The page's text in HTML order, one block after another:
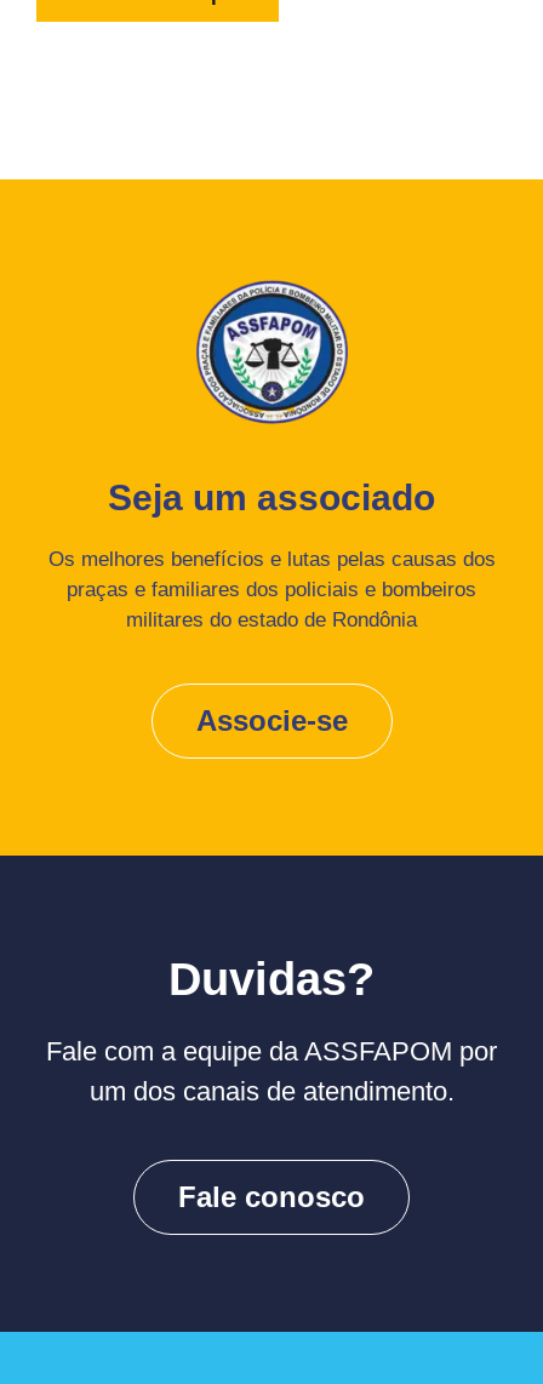
Seja um associado
Os melhores benefícios e lutas pelas causas dos
praças e familiares dos policiais e bombeiros
militares do estado de Rondônia
Associe-se
Duvidas?
Fale com a equipe da ASSFAPOM por
um dos canais de atendimento.
Fale conosco